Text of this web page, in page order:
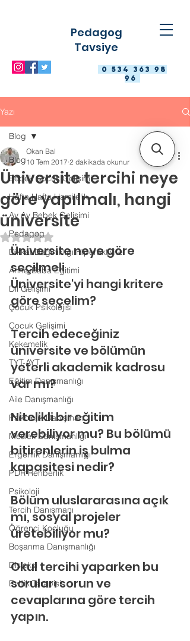
0 534 363 98
96
Pedagog
Tavsiye
Yazı
Blog
Bebek Çocuk Gelişimi
Hafta Hafta Hamilelik
Ay Ay Bebek Gelişimi
Pedagog
Dikkat Dağınıklığı Hiperaktivite
Anne-Baba Eğitimi
Dil Gelişimi
Çocuk Psikolojisi
Çocuk Gelişimi
Kekemelik
TYT-AYT
Eğitim Danışmanlığı
Aile Danışmanlığı
Psikolojik Danışman
Meslek Danışmanlığı
Ergenlik Danışmanlığı
PDR Rehberlik
Psikoloji
Tercih Danışmanı
Öğrenci Koçluğu
Boşanma Danışmanlığı
Disleksi
Evlilik Terapisi
Blog
Üniversite tercihi neye
göre yapılmalı, hangi
üniversite
Okan Bal
10 Tem 2017 2 dakikada okunur
5 üzerinden NaN yıldız
Üniversite neye göre
seçilmeli
Üniversite'yi hangi kritere
göre seçelim?
Tercih edeceğiniz
üniversite ve bölümün
yeterli akademik kadrosu
var mı?
Nitelikli bir eğitim
verebiliyor mu? Bu bölümü
bitirenlerin iş bulma
kapasitesi nedir?
Bölüm uluslararasına açık
mı, sosyal projeler
üretebiliyor mu?
Okul tercihi yaparken bu
soruları sorun ve
cevaplarına göre tercih
yapın.